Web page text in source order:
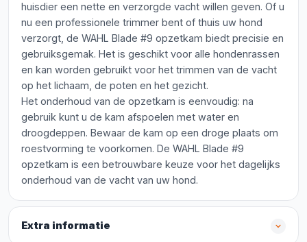
huisdier een nette en verzorgde vacht willen geven. Of u
nu een professionele trimmer bent of thuis uw hond
verzorgt, de WAHL Blade #9 opzetkam biedt precisie en
gebruiksgemak. Het is geschikt voor alle hondenrassen
en kan worden gebruikt voor het trimmen van de vacht
op het lichaam, de poten en het gezicht.
Het onderhoud van de opzetkam is eenvoudig: na
gebruik kunt u de kam afspoelen met water en
droogdeppen. Bewaar de kam op een droge plaats om
roestvorming te voorkomen. De WAHL Blade #9
opzetkam is een betrouwbare keuze voor het dagelijks
onderhoud van de vacht van uw hond.
Extra informatie